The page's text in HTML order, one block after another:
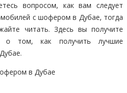
вопросом, как вам следует
с шофером в Дубае, тогда
читать. Здесь вы получите
о том, как получить лучшие